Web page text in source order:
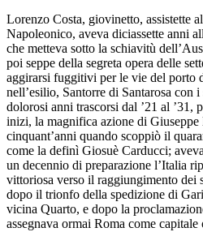
Lorenzo Costa, giovinetto, assistette
Napoleonico, aveva diciassette anni
che metteva sotto la schiavitù
poi seppe della segreta opera delle
aggirarsi fuggitivi per le vie del porto
nell’esilio, Santorre di Santarosa con
dolorosi anni trascorsi dal ’21 al ’31,
inizi, la magnifica azione di
cinquant’anni quando scoppiò il
come la definì Giosuè Carducci;
un decennio di preparazione l’Italia
vittoriosa verso il raggiungimento dei
dopo il trionfo della spedizione di
vicina Quarto, e dopo la
assegnava ormai Roma come capitale